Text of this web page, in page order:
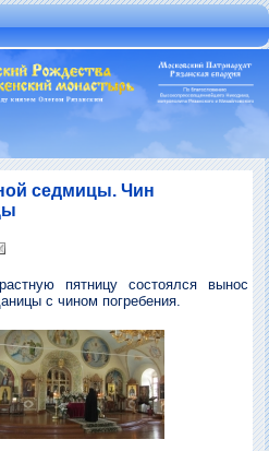
седмицы. Чин
пятницу состоялся вынос
с чином погребения.